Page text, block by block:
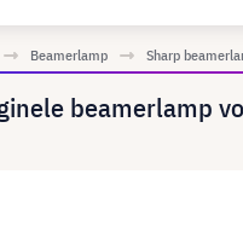
Beamerlamp Sharp
beamerlamp